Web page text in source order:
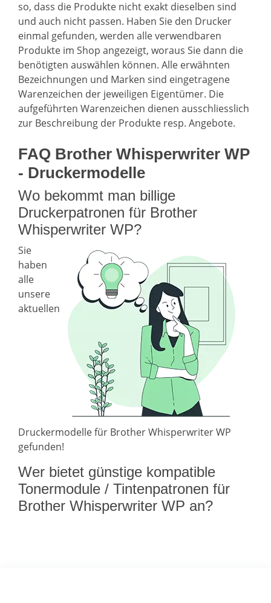
so, dass die Produkte nicht exakt dieselben sind
und auch nicht passen. Haben Sie den Drucker
einmal gefunden, werden alle verwendbaren
Produkte im Shop angezeigt, woraus Sie dann die
benötigten auswählen können. Alle erwähnten
Bezeichnungen und Marken sind eingetragene
Warenzeichen der jeweiligen Eigentümer. Die
aufgeführten Warenzeichen dienen ausschliesslich
zur Beschreibung der Produkte resp. Angebote.
FAQ Brother Whisperwriter WP
- Druckermodelle
Wo bekommt man billige
Druckerpatronen für Brother
Whisperwriter WP?
Sie
haben
alle
unsere
aktuellen
Druckermodelle für Brother Whisperwriter WP
gefunden!
Wer bietet günstige kompatible
Tonermodule / Tintenpatronen für
Brother Whisperwriter WP an?